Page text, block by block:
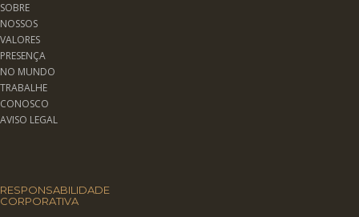
SOBRE
NOSSOS
VALORES
PRESENÇA
NO MUNDO
TRABALHE
CONOSCO
AVISO LEGAL
RESPONSABILIDADE
CORPORATIVA